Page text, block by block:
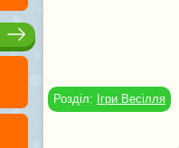
Розділ: Ігри Весілля